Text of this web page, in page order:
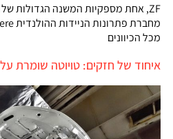
מכל הכיוונים
איחוד של חזקים: טויוטה שומרת על